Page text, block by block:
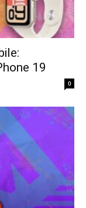
19
0